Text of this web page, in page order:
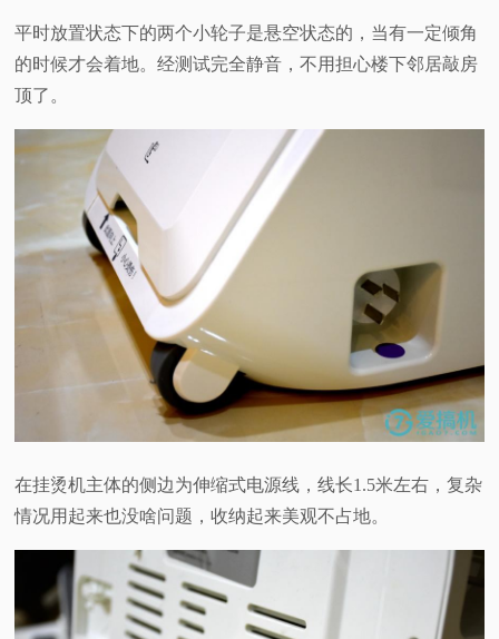
平时放置状态下的两个小轮子是悬空状态的，当有一定倾角
的时候才会着地。经测试完全静音，不用担心楼下邻居敲房
顶了。
在挂烫机主体的侧边为伸缩式电源线，线长1.5米左右，复杂
情况用起来也没啥问题，收纳起来美观不占地。